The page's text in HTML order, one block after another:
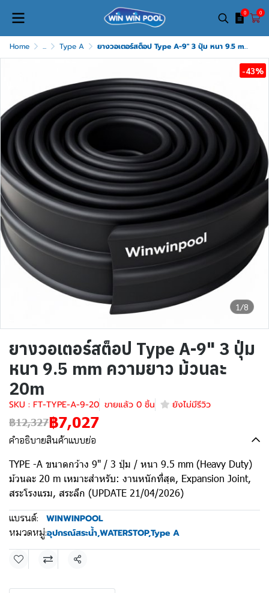
0 0
Home ... Type A ยางวอเตอร์สต็อป Type A-9" 3 ปุ่ม หนา 9.5 mm ความยาว ม้วนละ 20m
1/8
-43%
ยางวอเตอร์สต็อป Type A-9" 3 ปุ่ม
หนา 9.5 mm ความยาว ม้วนละ
20m
SKU : FT-TYPE-A-9-20 ขายแล้ว 0 ชิ้น ยังไม่มีรีวิว
฿12,327฿7,027
คำอธิบายสินค้าแบบย่อ
TYPE -A ขนาดกว้าง 9" / 3 ปุ่ม / หนา 9.5 mm (Heavy Duty)
ม้วนละ 20 m เหมาะสำหรับ: งานหนักที่สุด, Expansion Joint,
สระโรงแรม, สระลึก (UPDATE 21/04/2026)
แบรนด์: WINWINPOOL
หมวดหมู่:อุปกรณ์สระน้ำ,WATERSTOP,Type A
แชร์